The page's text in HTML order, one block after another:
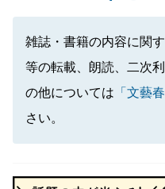
雑誌・書籍の内容に関
等の転載、朗読、二次
の他については 「文藝
さい。